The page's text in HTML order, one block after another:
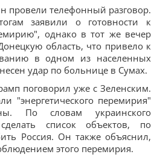
провели телефонный разговор.
заявили о готовности к
однако в тот же вечер
область, что привело к
в одном из населенных
удар по больнице в Сумах.
поговорил уже с Зеленским.
"энергетического перемирия"
По словам украинского
список объектов, по
Россия. Он также объяснил,
этого перемирия.